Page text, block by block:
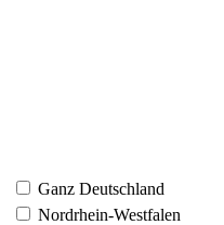
Ganz Deutschland
Nordrhein-Westfalen